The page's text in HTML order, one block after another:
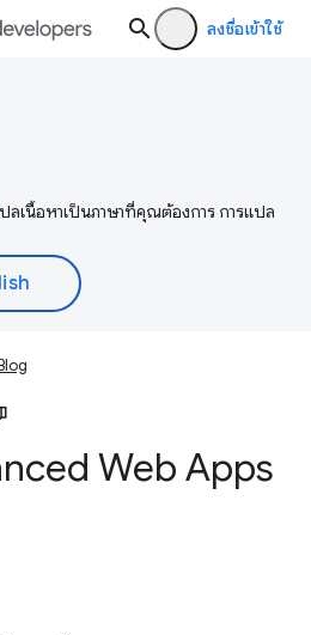
ลงชื่อเข้าใช้
ลเนื้อหาเป็นภาษาที่คุณต้องการ การแปล
Web Apps